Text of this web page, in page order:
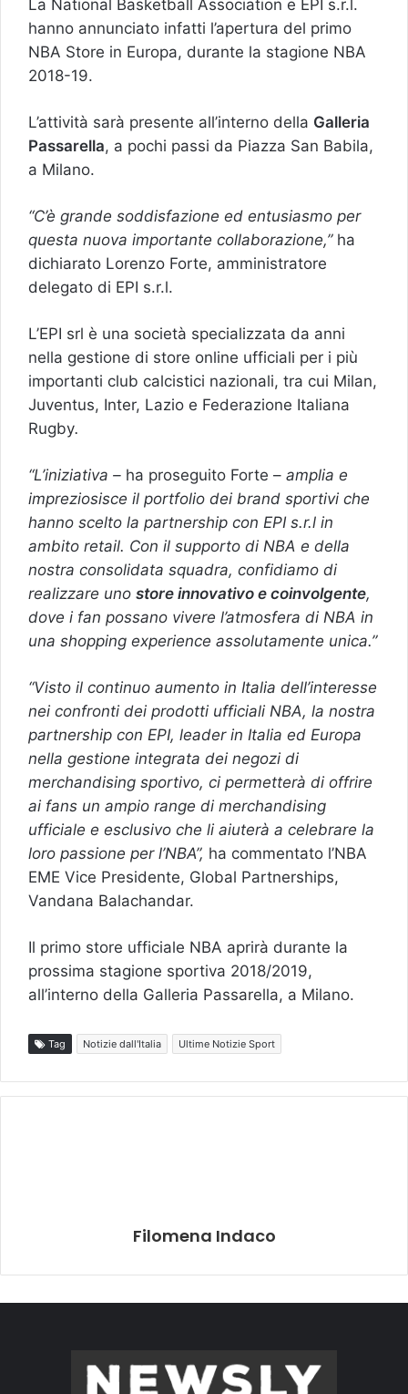
La National Basketball Association e EPI s.r.l.
hanno annunciato infatti l’apertura del primo
NBA Store in Europa, durante la stagione NBA
2018-19.
L’attività sarà presente all’interno della Galleria
Passarella, a pochi passi da Piazza San Babila,
a Milano.
“C’è grande soddisfazione ed entusiasmo per
questa nuova importante collaborazione,”ha
dichiarato Lorenzo Forte, amministratore
delegato di EPI s.r.l.
L’EPI srl è una società specializzata da anni
nella gestione di store online ufficiali per i più
importanti club calcistici nazionali, tra cui Milan,
Juventus, Inter, Lazio e Federazione Italiana
Rugby.
“L’iniziativa – ha proseguito Forte – amplia e
impreziosisce il portfolio dei brand sportivi che
hanno scelto la partnership con EPI s.r.l in
ambito retail. Con il supporto di NBA e della
nostra consolidata squadra, confidiamo di
realizzare uno store innovativo e coinvolgente,
dove i fan possano vivere l’atmosfera di NBA in
una shopping experience assolutamente unica.”
“Visto il continuo aumento in Italia dell’interesse
nei confronti dei prodotti ufficiali NBA, la nostra
partnership con EPI, leader in Italia ed Europa
nella gestione integrata dei negozi di
merchandising sportivo, ci permetterà di offrire
ai fans un ampio range di merchandising
ufficiale e esclusivo che li aiuterà a celebrare la
loro passione per l’NBA”, ha commentato l’NBA
EME Vice Presidente, Global Partnerships,
Vandana Balachandar.
Il primo store ufficiale NBA aprirà durante la
prossima stagione sportiva 2018/2019,
all’interno della Galleria Passarella, a Milano.
Tag Notizie dall'Italia Ultime Notizie Sport
Filomena Indaco